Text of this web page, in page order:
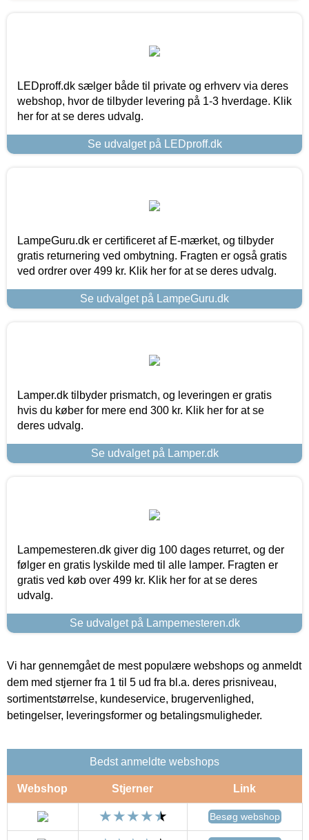
LEDproff.dk sælger både til private og erhverv via deres
webshop, hvor de tilbyder levering på 1-3 hverdage. Klik
her for at se deres udvalg.
Se udvalget på LEDproff.dk
LampeGuru.dk er certificeret af E-mærket, og tilbyder
gratis returnering ved ombytning. Fragten er også gratis
ved ordrer over 499 kr. Klik her for at se deres udvalg.
Se udvalget på LampeGuru.dk
Lamper.dk tilbyder prismatch, og leveringen er gratis
hvis du køber for mere end 300 kr. Klik her for at se
deres udvalg.
Se udvalget på Lamper.dk
Lampemesteren.dk giver dig 100 dages returret, og der
følger en gratis lyskilde med til alle lamper. Fragten er
gratis ved køb over 499 kr. Klik her for at se deres
udvalg.
Se udvalget på Lampemesteren.dk
Vi har gennemgået de mest populære webshops og anmeldt
dem med stjerner fra 1 til 5 ud fra bl.a. deres prisniveau,
sortimentstørrelse, kundeservice, brugervenlighed,
betingelser, leveringsformer og betalingsmuligheder.
Bedst anmeldte webshops
Webshop Stjerner Link
Besøg webshop